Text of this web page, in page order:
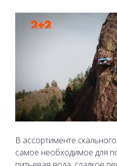
В ассортименте
самое необходимое для